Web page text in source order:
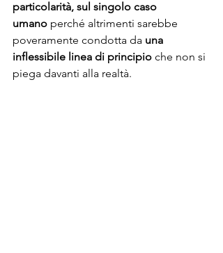
particolarità, sul singolo caso
umano perché altrimenti sarebbe
poveramente condotta da una
inflessibile linea di principio che non si
piega davanti alla realtà.